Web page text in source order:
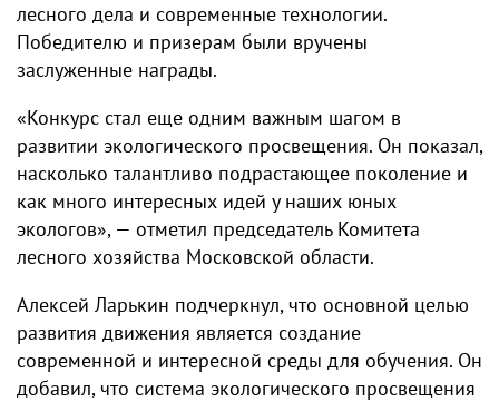
лесного дела и современные технологии.
Победителю и призерам были вручены
заслуженные награды.
«Конкурс стал еще одним важным шагом в
развитии экологического просвещения. Он показал,
насколько талантливо подрастающее поколение и
как много интересных идей у наших юных
экологов», — отметил председатель Комитета
лесного хозяйства Московской области.
Алексей Ларькин подчеркнул, что основной целью
развития движения является создание
современной и интересной среды для обучения. Он
добавил, что система экологического просвещения